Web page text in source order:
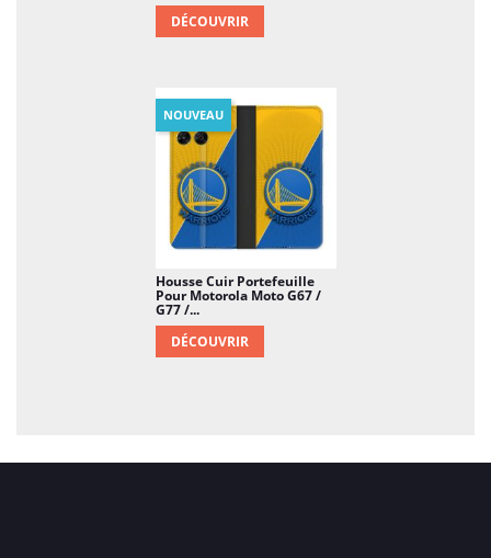
DÉCOUVRIR
Housse Cuir Portefeuille
Pour Motorola Moto G67 /
G77 /...
DÉCOUVRIR
NOUVEAU